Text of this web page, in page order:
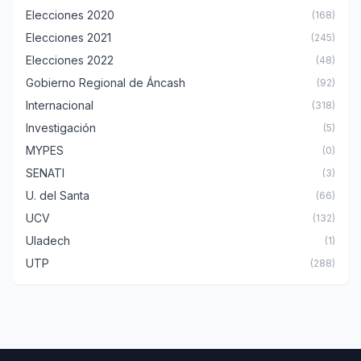
Elecciones 2020 (168)
Elecciones 2021 (245)
Elecciones 2022 (48)
Gobierno Regional de Áncash (92)
Internacional (318)
Investigación (5)
MYPES (0)
SENATI (3)
U. del Santa (66)
UCV (132)
Uladech (1)
UTP (288)